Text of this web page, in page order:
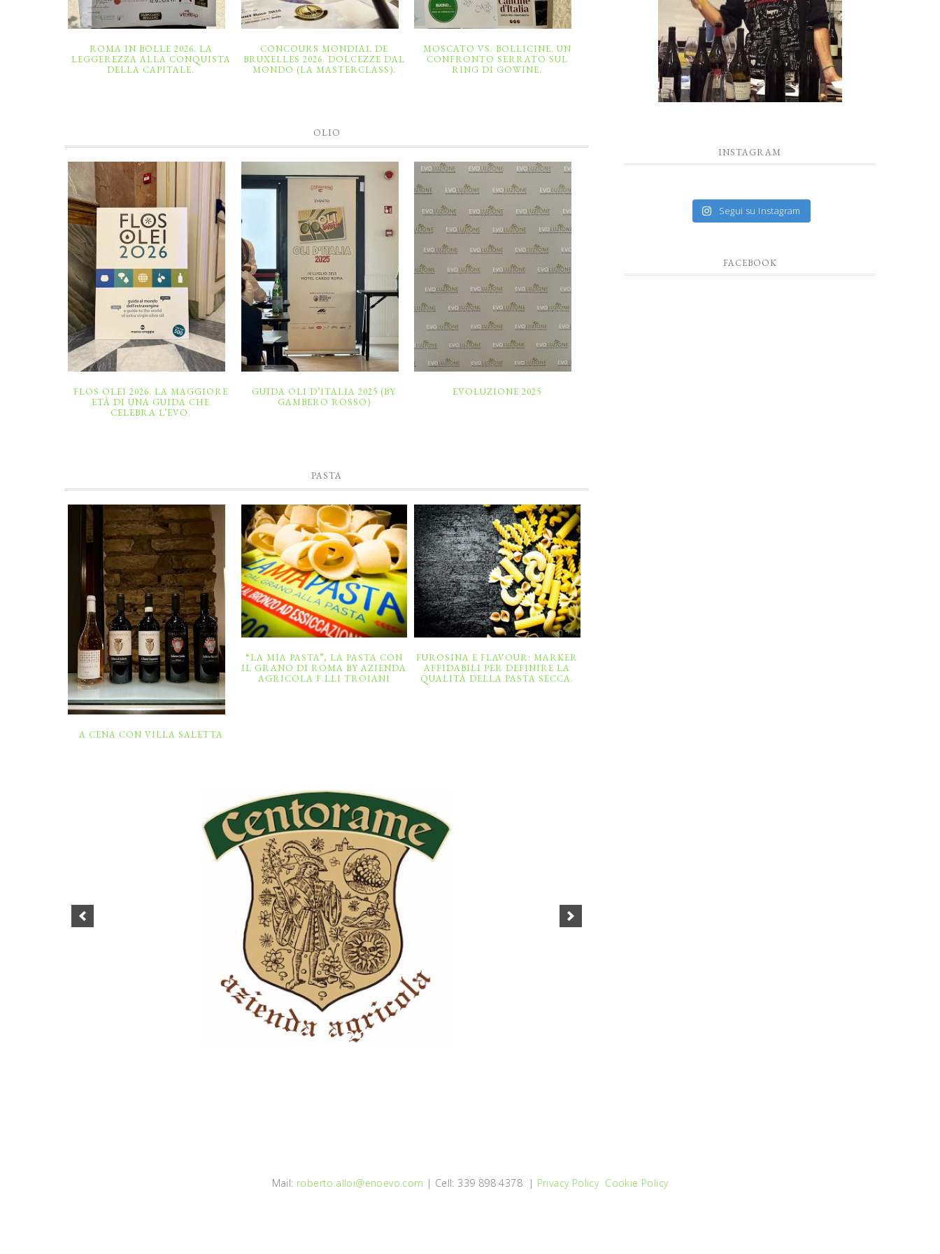
ROMA IN BOLLE 2026. LA
LEGGEREZZA ALLA CONQUISTA
DELLA CAPITALE.
CONCOURS MONDIAL DE
BRUXELLES 2026. DOLCEZZE DAL
MONDO (LA MASTERCLASS).
MOSCATO VS. BOLLICINE. UN
CONFRONTO SERRATO SUL
RING DI GOWINE.
OLIO
FLOS OLEI 2026. LA MAGGIORE
ETÀ DI UNA GUIDA CHE
CELEBRA L’EVO.
GUIDA OLI D’ITALIA 2025 (BY
GAMBERO ROSSO)
EVOLUZIONE 2025
PASTA
A CENA CON VILLA SALETTA
“LA MIA PASTA”, LA PASTA CON
IL GRANO DI ROMA BY AZIENDA
AGRICOLA F.LLI TROIANI
FUROSINA E FLAVOUR: MARKER
AFFIDABILI PER DEFINIRE LA
QUALITÀ DELLA PASTA SECCA.
INSTAGRAM
Segui su Instagram
FACEBOOK
Mail: roberto.alloi@enoevo.com | Cell: 339 898 4378 | Privacy Policy Cookie Policy